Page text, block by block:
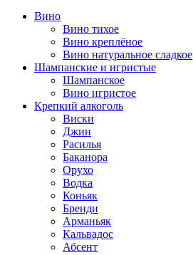
Вино
Вино тихое
Вино креплёное
Вино натуральное сладкое
Шампанские и игристые
Шампанское
Вино игристое
Крепкий алкоголь
Виски
Джин
Расилья
Баканора
Орухо
Водка
Коньяк
Бренди
Арманьяк
Кальвадос
Абсент